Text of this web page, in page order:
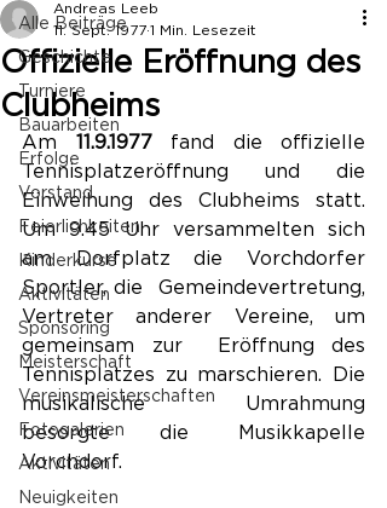
Alle Beiträge
Geschichte
Turniere
Bauarbeiten
Erfolge
Vorstand
Feierlichkeiten
Kinderkurse
Aktivitäten
Sponsoring
Meisterschaft
Vereinsmeisterschaften
Fotogalerien
Aktivitäten
Neuigkeiten
Offizielle Eröffnung des
Clubheims
Andreas Leeb
11. Sept. 1977 1 Min. Lesezeit
Am 11.9.1977 fand die offizielle
Tennisplatzeröffnung und die
Einweihung des Clubheims statt.
Um 9.45 Uhr versammelten sich
am Dorfplatz die Vorchdorfer
Sportler, die  Gemeindevertretung,
Vertreter anderer Vereine, um
gemeinsam zur  Eröffnung des
Tennisplatzes zu marschieren. Die
musikalische Umrahmung
besorgte die Musikkapelle
Vorchdorf.